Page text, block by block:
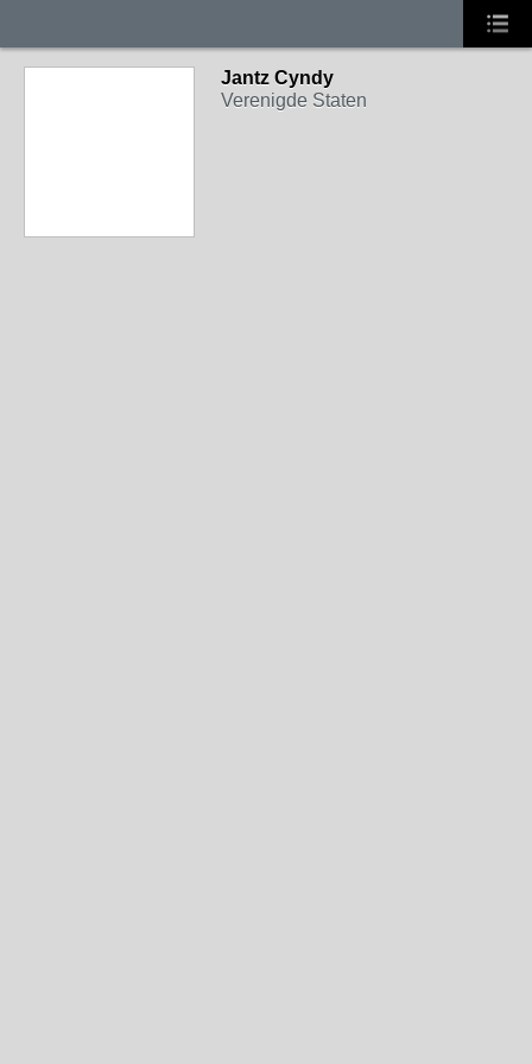
Jantz Cyndy
Verenigde Staten